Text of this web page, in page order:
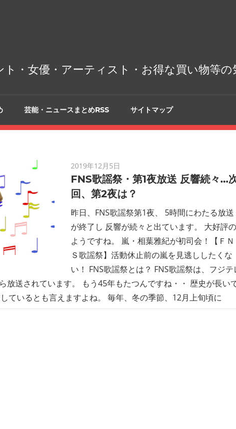
・女優・アーティスト・お得な買い物等
芸能・ニュースまとめRSS サイトマップ
2019年12月5日
FNS歌謡祭・第1夜放送 反響続々…
回、第2夜は？
昨日、FNS歌謡祭第1夜、 5時間にわたる放送
が終了し 反響が続々と出ています。 大好評の
ようですね。 嵐・相葉雅紀が初司会！【ＦＮ
Ｓ歌謡祭】活動休止前の嵐を見逃ししたくな
い！ FNS歌謡祭とは？ FNS歌謡祭は、フジテ
放送されています。 もう45年もたつんですね・・ 歴史が長い
ているとも言えますよね。 毎年、冬の季節、12月上旬頃に